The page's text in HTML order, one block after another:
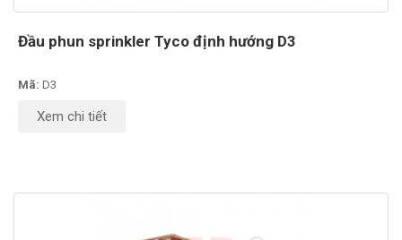
Đầu phun sprinkler Tyco định hướng D3
Mã: D3
Xem chi tiết